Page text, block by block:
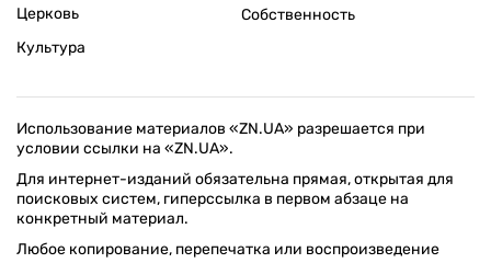
Церковь
Культура
Собственность
Использование материалов «ZN.UA» разрешается при
условии ссылки на «ZN.UA».
Для интернет-изданий обязательна прямая, открытая для
поисковых систем, гиперссылка в первом абзаце на
конкретный материал.
Любое копирование, перепечатка или воспроизведение